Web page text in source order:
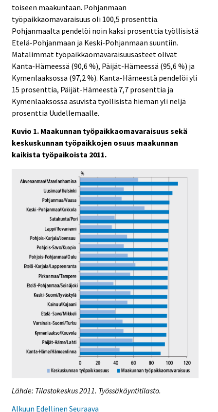
toiseen maakuntaan. Pohjanmaan
työpaikkaomavaraisuus oli 100,5 prosenttia.
Pohjanmaalta pendelöi noin kaksi prosenttia työllisistä
Etelä-Pohjanmaan ja Keski-Pohjanmaan suuntiin.
Matalimmat työpaikkaomavaraisuusasteet olivat
Kanta-Hämeessä (90,6 %), Päijät-Hämeessä (95,6 %) ja
Kymenlaaksossa (97,2 %). Kanta-Hämeestä pendelöi yli
15 prosenttia, Päijät-Hämeestä 7,7 prosenttia ja
Kymenlaaksossa asuvista työllisistä hieman yli neljä
prosenttia Uudellemaalle.
Kuvio 1. Maakunnan työpaikkaomavaraisuus sekä
keskuskunnan työpaikkojen osuus maakunnan
kaikista työpaikoista 2011.
Lähde: Tilastokeskus 2011. Työssäkäyntitilasto.
Alkuun Edellinen Seuraava